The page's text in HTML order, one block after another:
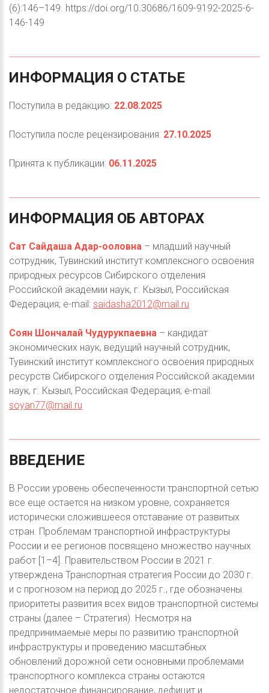
(6):146–149. https://doi.org/10.30686/1609-9192-2025-6-
146-149
ИНФОРМАЦИЯ О СТАТЬЕ
Поступила в редакцию: 22.08.2025
Поступила после рецензирования: 27.10.2025
Принята к публикации: 06.11.2025
ИНФОРМАЦИЯ ОБ АВТОРАХ
Сат Сайдаша Адар-ооловна – младший научный
сотрудник, Тувинский институт комплексного освоения
природных ресурсов Сибирского отделения
Российской академии наук, г. Кызыл, Российская
Федерация; e-mail: saidasha2012@mail.ru
Соян Шончалай Чудурукпаевна – кандидат
экономических наук, ведущий научный сотрудник,
Тувинский институт комплексного освоения природных
ресурств Сибирского отделения Российской академии
наук, г. Кызыл, Российская Федерация; e-mail:
soyan77@mail.ru
ВВЕДЕНИЕ
В России уровень обеспеченности транспортной сетью
все еще остается на низком уровне, сохраняется
исторически сложившееся отставание от развитых
стран. Проблемам транспортной инфраструктуры
России и ее регионов посвящено множество научных
работ [1–4]. Правительством России в 2021 г.
утверждена Транспортная стратегия России до 2030 г.
и с прогнозом на период до 2025 г., где обозначены
приоритеты развития всех видов транспортной системы
страны (далее – Стратегия). Несмотря на
предпринимаемые меры по развитию транспортной
инфраструктуры и проведению масштабных
обновлений дорожной сети основными проблемами
транспортного комплекса страны остаются
недостаточное финансирование, дефицит и